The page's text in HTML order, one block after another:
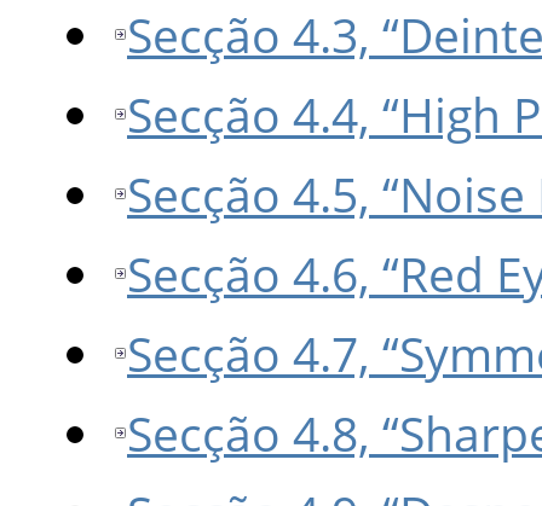
Secção 4.3,
Secção 4.4, “High
Secção 4.5,
Secção 4.6, “Red
Secção 4.7,
Secção 4.8,